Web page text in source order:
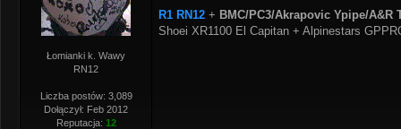
Łomianki k. Wawy
RN12
Liczba postów: 3,089
Dołączył: Feb 2012
Reputacja: 12
R1 RN12 + BMC/PC3/Akrapovic Ypipe/A&R
Shoei XR1100 El Capitan + Alpinestars